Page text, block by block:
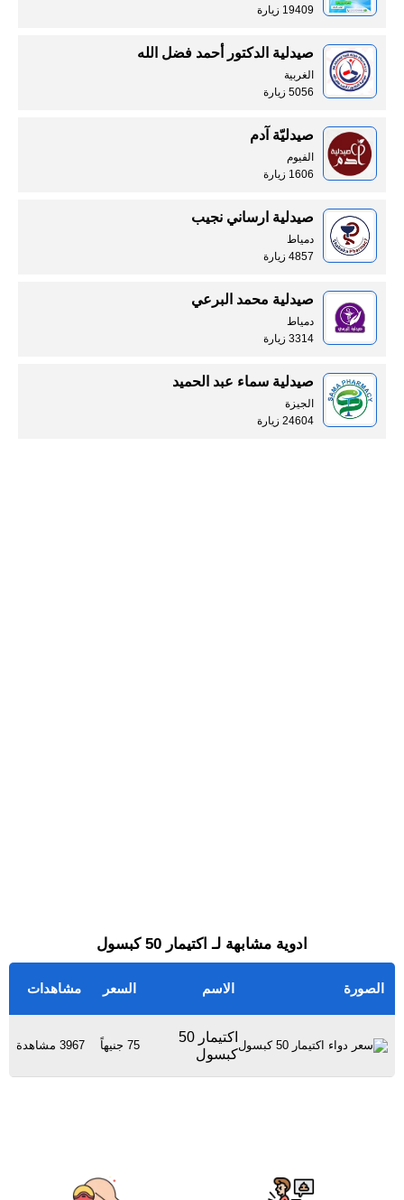
19409 زيارة
صيدلية الدكتور أحمد فضل الله
الغربية
5056 زيارة
صيدليّة آدم
الفيوم
1606 زيارة
صيدلية ارساني نجيب
دمياط
4857 زيارة
صيدلية محمد البرعي
دمياط
3314 زيارة
صيدلية سماء عبد الحميد
الجيزة
24604 زيارة
ادوية مشابهة لـ اكتيمار 50 كبسول
الصورة الاسم السعر مشاهدات
اكتيمار 50
كبسول
75 جنيهاً 3967 مشاهدة